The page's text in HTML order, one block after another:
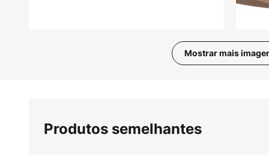
Mostrar mais
Produtos semelhantes